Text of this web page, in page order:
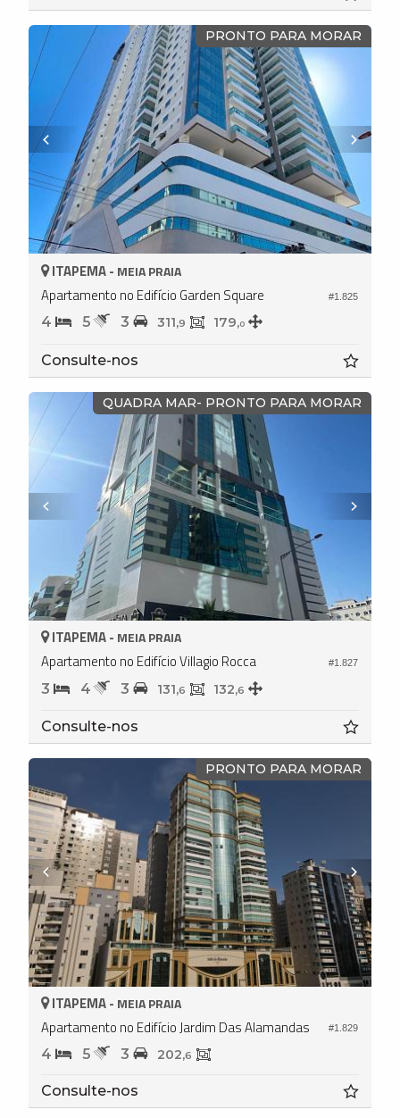
PRONTO PARA MORAR
#1.825
ITAPEMA - MEIA PRAIA
Apartamento no Edifício Garden Square
4 5 3 311,9 179,0
Consulte-nos
QUADRA MAR- PRONTO PARA MORAR
#1.827
ITAPEMA - MEIA PRAIA
Apartamento no Edifício Villagio Rocca
3 4 3 131,6 132,6
Consulte-nos
PRONTO PARA MORAR
#1.829
ITAPEMA - MEIA PRAIA
Apartamento no Edifício Jardim Das Alamandas
4 5 3 202,6
Consulte-nos